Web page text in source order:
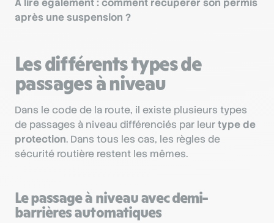
À lire également : comment récupérer son permis
après une suspension ?
Les différents types de
passages à niveau
Dans le code de la route, il existe plusieurs types
de passages à niveau différenciés par leurtype de
protection. Dans tous les cas, les règles de
sécurité routière restent les mêmes.
Le passage à niveau avec demi-
barrières automatiques